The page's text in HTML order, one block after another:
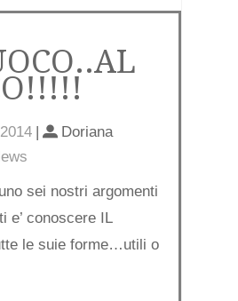
|
Doriana
sei nostri argomenti
e’ conoscere IL
le suie forme…utili o